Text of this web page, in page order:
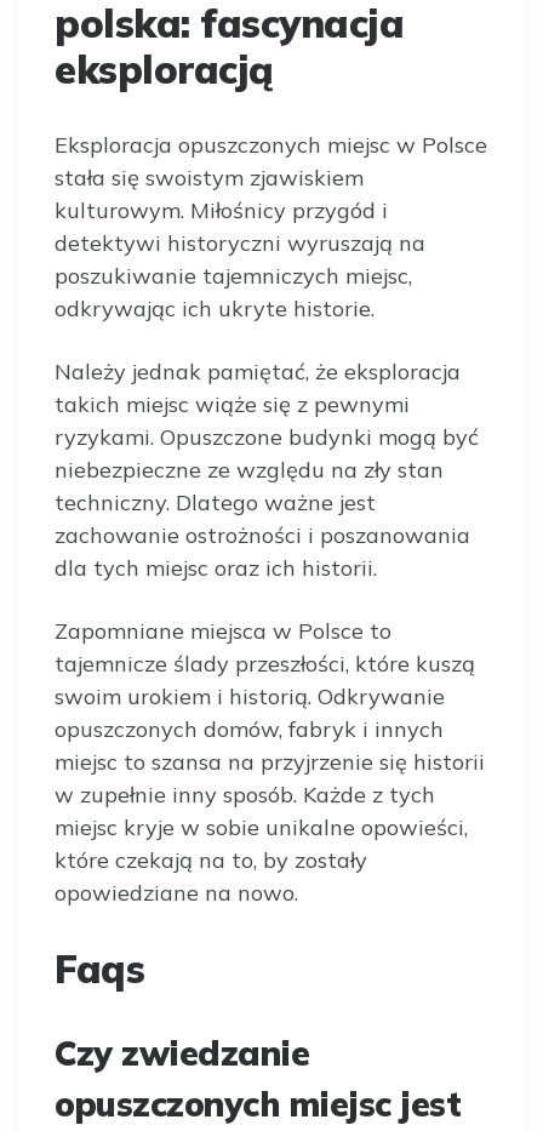
polska: fascynacja
eksploracją
Eksploracja opuszczonych miejsc w Polsce
stała się swoistym zjawiskiem
kulturowym. Miłośnicy przygód i
detektywi historyczni wyruszają na
poszukiwanie tajemniczych miejsc,
odkrywając ich ukryte historie.
Należy jednak pamiętać, że eksploracja
takich miejsc wiąże się z pewnymi
ryzykami. Opuszczone budynki mogą być
niebezpieczne ze względu na zły stan
techniczny. Dlatego ważne jest
zachowanie ostrożności i poszanowania
dla tych miejsc oraz ich historii.
Zapomniane miejsca w Polsce to
tajemnicze ślady przeszłości, które kuszą
swoim urokiem i historią. Odkrywanie
opuszczonych domów, fabryk i innych
miejsc to szansa na przyjrzenie się historii
w zupełnie inny sposób. Każde z tych
miejsc kryje w sobie unikalne opowieści,
które czekają na to, by zostały
opowiedziane na nowo.
Faqs
Czy zwiedzanie
opuszczonych miejsc jest